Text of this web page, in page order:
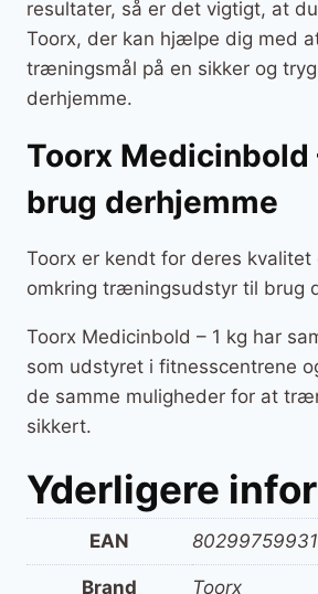
resultater, så er det vigtigt, at
Toorx, der kan hjælpe dig med
træningsmål på en sikker og
derhjemme.
Toorx Medicinbold
brug derhjemme
Toorx er kendt for deres kvalitet
omkring træningsudstyr til brug
Toorx Medicinbold – 1 kg har
som udstyret i fitnesscentrene
de samme muligheder for at
sikkert.
Yderligere
EAN
Brand Toorx